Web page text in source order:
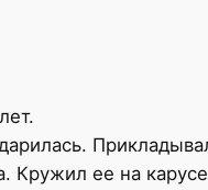
Кружил ее на